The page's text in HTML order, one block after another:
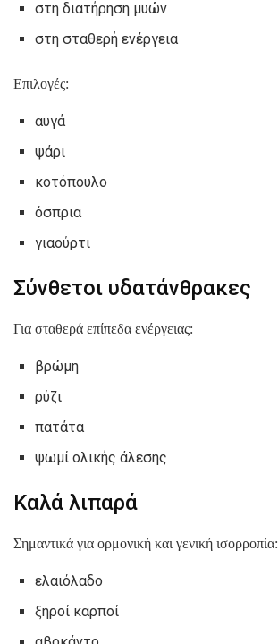
στη διατήρηση μυών
στη σταθερή ενέργεια
Επιλογές:
αυγά
ψάρι
κοτόπουλο
όσπρια
γιαούρτι
Σύνθετοι υδατάνθρακες
Για σταθερά επίπεδα ενέργειας:
βρώμη
ρύζι
πατάτα
ψωμί ολικής άλεσης
Καλά λιπαρά
Σημαντικά για ορμονική και γενική ισορροπία:
ελαιόλαδο
ξηροί καρποί